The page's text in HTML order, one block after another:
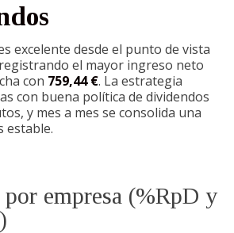
excelente desde el punto de vista
el mayor ingreso neto
con 759,44 €. La estrategia
con buena política de dividendos
y mes a mes se consolida una
estable.
empresa (%RpD y